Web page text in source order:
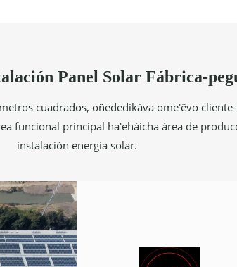
Panel Solar Fábrica-
cuadrados, oñededikáva ome'ëvo
funcional principal ha'eháicha área de
instalación energía solar.